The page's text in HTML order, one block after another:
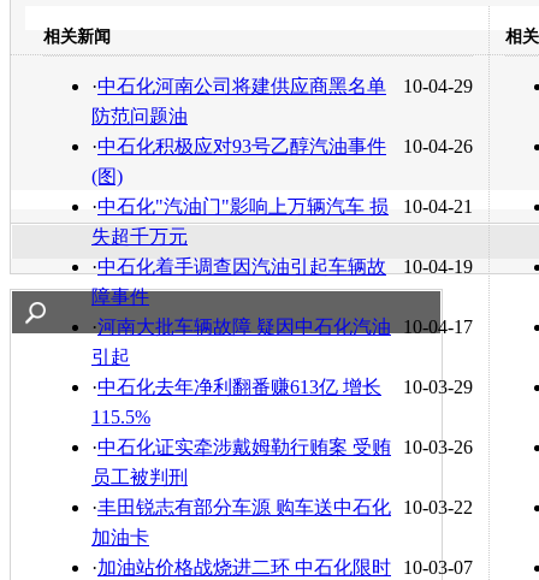
转发至：
相关新闻
10-04-29
·中石化河南公司将建供应商黑名单
防范问题油
10-04-26
·中石化积极应对93号乙醇汽油事件
(图)
10-04-21
·中石化"汽油门"影响上万辆汽车 损
失超千万元
10-04-19
·中石化着手调查因汽油引起车辆故
障事件
10-04-17
·河南大批车辆故障 疑因中石化汽油
引起
10-03-29
·中石化去年净利翻番赚613亿 增长
115.5%
10-03-26
·中石化证实牵涉戴姆勒行贿案 受贿
员工被判刑
10-03-22
·丰田锐志有部分车源 购车送中石化
加油卡
10-03-07
·加油站价格战烧进二环 中石化限时
相